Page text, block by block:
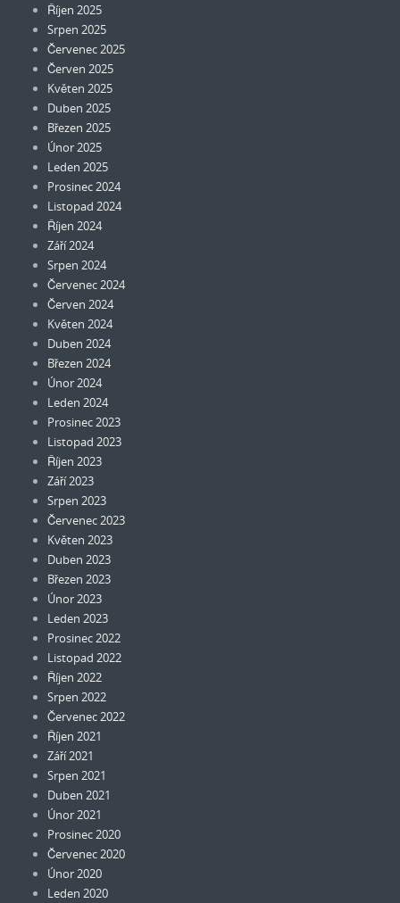
Říjen 2025
Srpen 2025
Červenec 2025
Červen 2025
Květen 2025
Duben 2025
Březen 2025
Únor 2025
Leden 2025
Prosinec 2024
Listopad 2024
Říjen 2024
Září 2024
Srpen 2024
Červenec 2024
Červen 2024
Květen 2024
Duben 2024
Březen 2024
Únor 2024
Leden 2024
Prosinec 2023
Listopad 2023
Říjen 2023
Září 2023
Srpen 2023
Červenec 2023
Květen 2023
Duben 2023
Březen 2023
Únor 2023
Leden 2023
Prosinec 2022
Listopad 2022
Říjen 2022
Srpen 2022
Červenec 2022
Říjen 2021
Září 2021
Srpen 2021
Duben 2021
Únor 2021
Prosinec 2020
Červenec 2020
Únor 2020
Leden 2020